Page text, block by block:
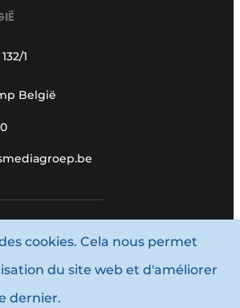
1
België
- 2026 Louwersmediagroep.
Termes et conditions
cookies. Cela nous permet
du site web et d'améliorer
dernier.